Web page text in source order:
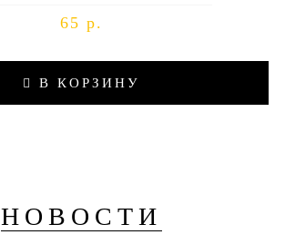
65 р.
В КОРЗИНУ
НОВОСТИ